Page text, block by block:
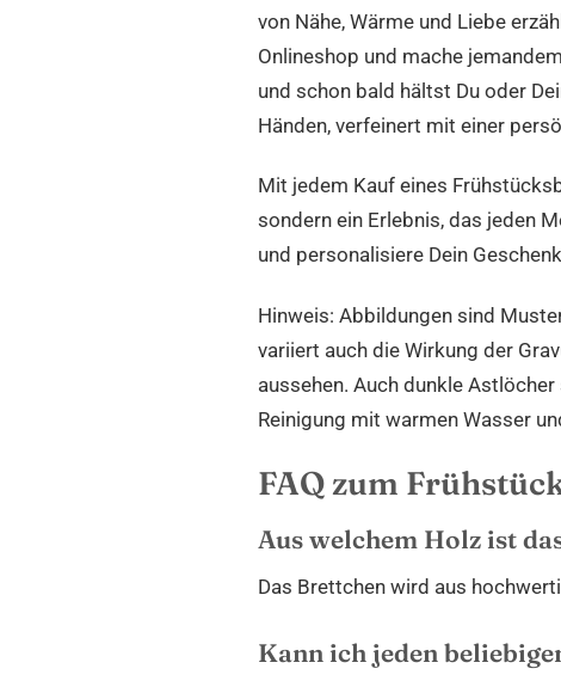
von Nähe, Wärme und Liebe
Onlineshop und mache
und schon bald hältst Du oder
Händen, verfeinert mit einer
Mit jedem Kauf eines
sondern ein Erlebnis, das jeden
und personalisiere Dein
Hinweis: Abbildungen sind
variiert auch die Wirkung der
aussehen. Auch dunkle
Reinigung mit warmen Wasser
FAQ zum
Aus welchem Holz ist
Das Brettchen wird aus
Kann ich jeden